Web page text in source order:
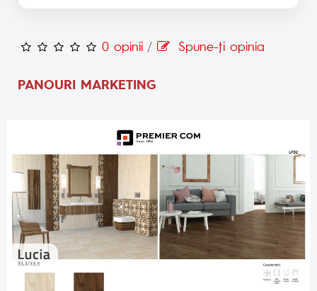
0 opinii / Spune-ţi opinia
PANOURI MARKETING